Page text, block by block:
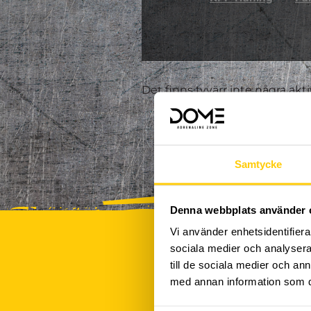
Samtycke
Denna webbplats använder
Vi använder
sociala medier och
till de sociala medier och
med annan information som
Det finns tyvärr inte några